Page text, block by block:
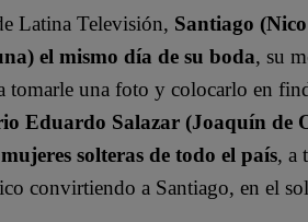
Latina Televisión, Santiago
el mismo día de su boda, su
tomarle una foto y colocarlo en
Eduardo Salazar (Joaquín de
solteras de todo el país, a
convirtiendo a Santiago, en el